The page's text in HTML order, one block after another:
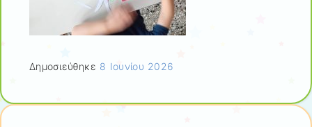
Δημοσιεύθηκε 8 Ιουνίου 2026